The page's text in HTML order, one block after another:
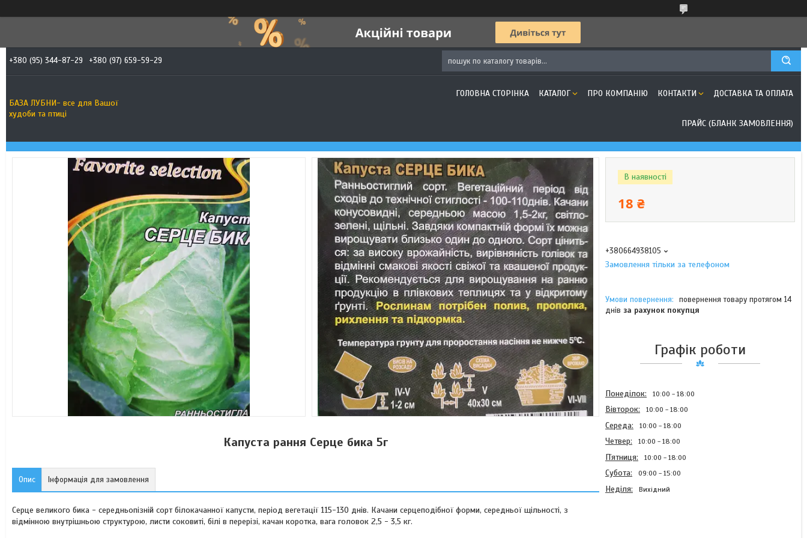
+380 (95) 344-87-29 +380 (97) 659-59-29
БАЗА ЛУБНИ- все для Вашої
худоби та птиці
ГОЛОВНА СТОРІНКА КАТАЛОГ ПРО КОМПАНІЮ КОНТАКТИ ДОСТАВКА ТА ОПЛАТА
ПРАЙС (БЛАНК ЗАМОВЛЕННЯ)
Капуста рання Серце бика 5г
Опис Інформація для замовлення
Серце великого бика - середньопізній сорт білокачанної капусти, період вегетації 115-130 днів. Качани серцеподібної форми, середньої щільності, з
відмінною внутрішньою структурою, листи соковиті, білі в перерізі, качан коротка, вага головок 2,5 - 3,5 кг.
В наявності
18 ₴
+380664938105
Замовлення тільки за телефоном
повернення товару протягом 14
днів за рахунок покупця
Графік роботи
Понеділок 10:00 18:00
Вівторок 10:00 18:00
Середа 10:00 18:00
Четвер 10:00 18:00
Пʼятниця 10:00 18:00
Субота 09:00 15:00
Неділя Вихідний